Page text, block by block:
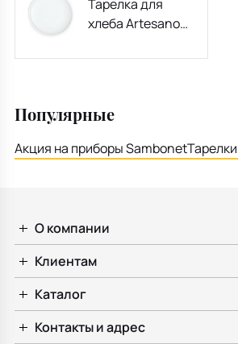
Тарелка для
хлеба Artesano
Популярные
Акция на приборы Sambonet
О компании
Клиентам
Каталог
Контакты и адрес